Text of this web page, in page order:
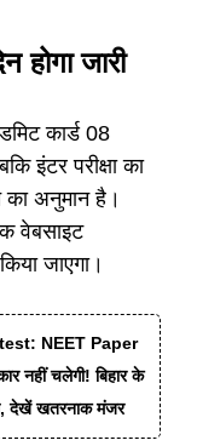
जारी
कार्ड 08
इंटर परीक्षा का
का अनुमान है।
वेबसाइट
जाएगा।
NEET Paper
नहीं चलेगी! बिहार के
देखें खतरनाक मंजर